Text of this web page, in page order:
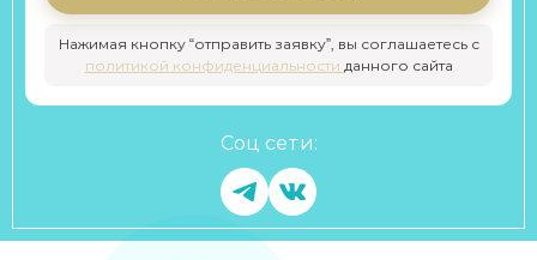
Нажимая кнопку “отправить заявку”, вы соглашаетесь с
политикой конфиденциальности данного сайта
Соц сети: